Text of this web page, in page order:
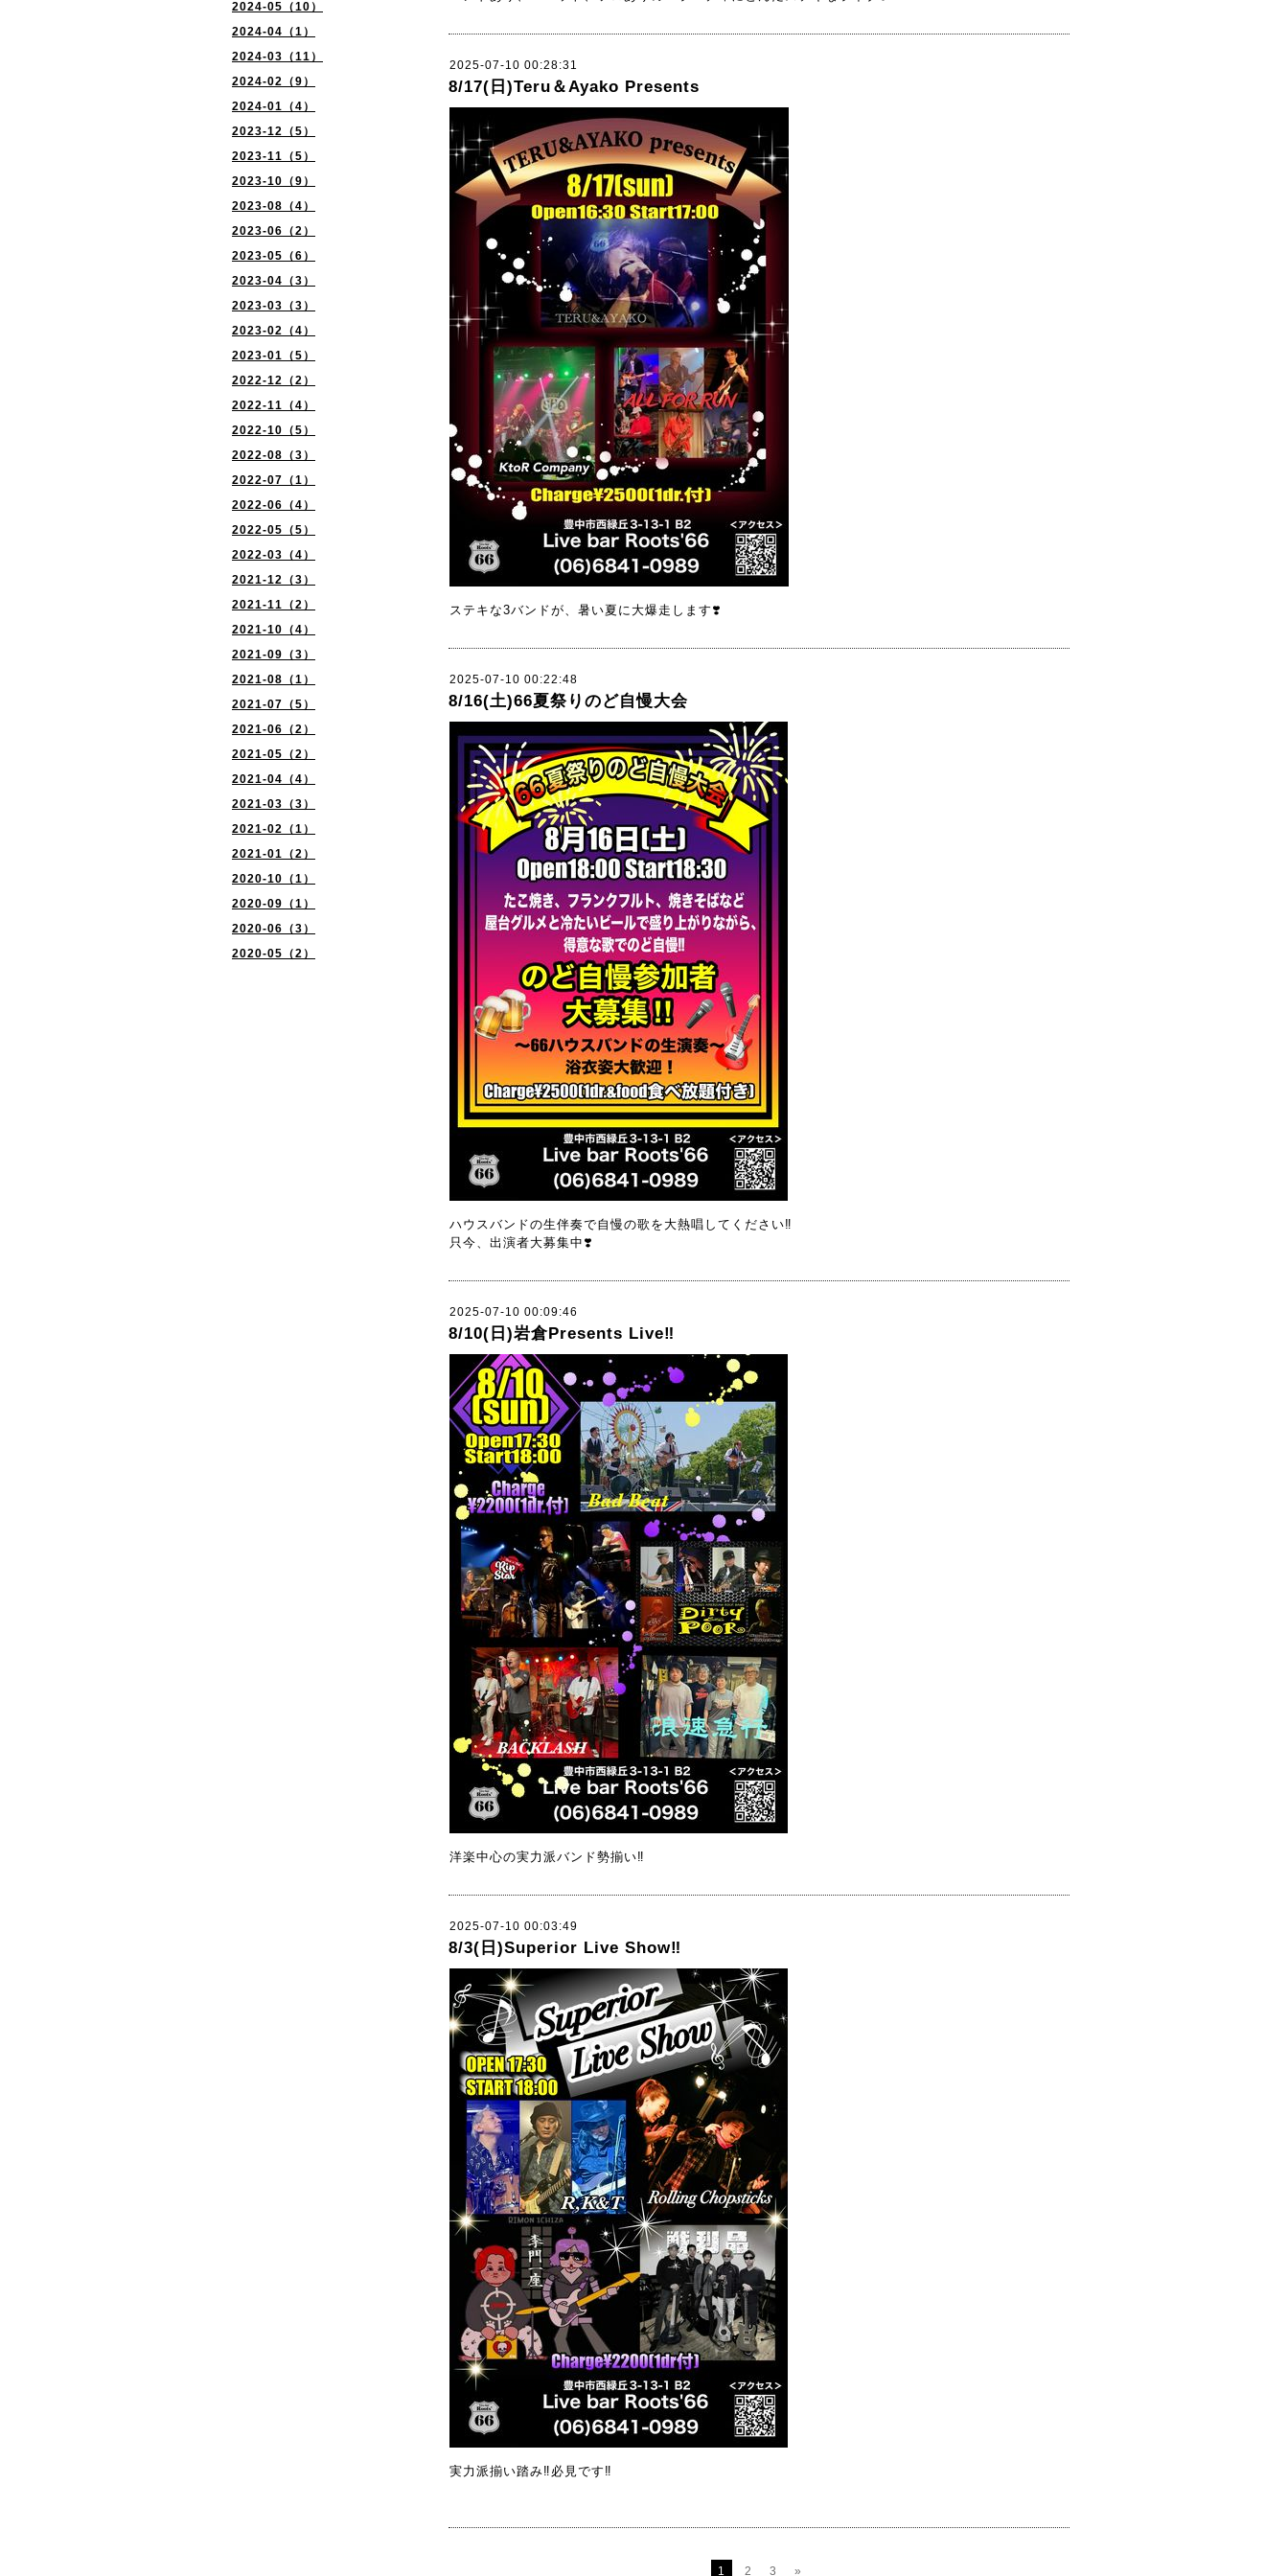
2024-05（10）
2024-04（1）
2024-03（11）
2024-02（9）
2024-01（4）
2023-12（5）
2023-11（5）
2023-10（9）
2023-08（4）
2023-06（2）
2023-05（6）
2023-04（3）
2023-03（3）
2023-02（4）
2023-01（5）
2022-12（2）
2022-11（4）
2022-10（5）
2022-08（3）
2022-07（1）
2022-06（4）
2022-05（5）
2022-03（4）
2021-12（3）
2021-11（2）
2021-10（4）
2021-09（3）
2021-08（1）
2021-07（5）
2021-06（2）
2021-05（2）
2021-04（4）
2021-03（3）
2021-02（1）
2021-01（2）
2020-10（1）
2020-09（1）
2020-06（3）
2020-05（2）
2025-07-10 00:28:31
8/17(日)Teru＆Ayako Presents
ステキな3バンドが、暑い夏に大爆走します❣️
2025-07-10 00:22:48
8/16(土)66夏祭りのど自慢大会
ハウスバンドの生伴奏で自慢の歌を大熱唱してください‼️
只今、出演者大募集中❣️
2025-07-10 00:09:46
8/10(日)岩倉Presents Live‼︎
洋楽中心の実力派バンド勢揃い‼️
2025-07-10 00:03:49
8/3(日)Superior Live Show‼︎
実力派揃い踏み‼️必見です‼️
1 2 3 »